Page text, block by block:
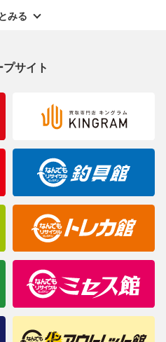
し上げます。
い。
断した名称を掲載しています。
こともあります。色調などご不
にお問い合わせください。
みる
サイト